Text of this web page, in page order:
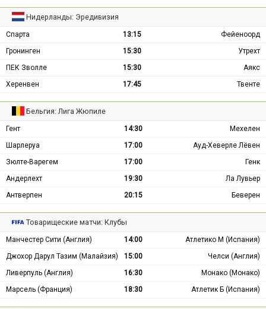
Нидерланды: Эредивизия
Спарта 13:15
Фейеноорд
Гронинген
15:30
Утрехт
ПЕК Зволле
15:30
Аякс
Херенвен
17:45 Твенте
Бельгия: Лига Жюпиле
Гент 14:30
Мехелен
Шарлеруа
17:00
Ауд-Хеверле Лёвен
Зюлте-Варегем
17:00
Генк
Андерлехт
19:30
Ла Лувьер
Антверпен
20:15 Беверен
Товарищеские матчи: Клубы
Манчестер Сити (Англия) 14:00
Атлетико М (Испания)
Джохор Дарул Тазим (Малайзия)
15:00
Челси (Англия)
Ливерпуль (Англия)
16:30
Монако (Монако)
Марсель (Франция)
18:30 Атлетик Б (Испания)